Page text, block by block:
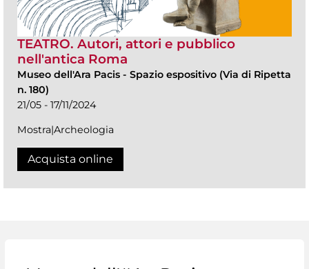
TEATRO. Autori, attori e pubblico
nell'antica Roma
Museo dell'Ara Pacis - Spazio espositivo (Via di Ripetta
n. 180)
21/05 - 17/11/2024
Mostra|Archeologia
Acquista online